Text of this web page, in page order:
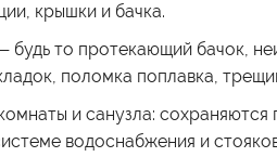
крышки и бачка.
то протекающий бачок,
поломка поплавка,
и санузла: сохраняются
водоснабжения и